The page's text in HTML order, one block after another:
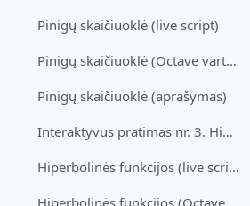
Pinigų skaičiuoklė (live script)
Pinigų skaičiuoklė (Octave vartotojams)
Pinigų skaičiuoklė (aprašymas)
Interaktyvus pratimas nr. 3. Hiperbolinės funkcijo...
Hiperbolinės funkcijos (live script)